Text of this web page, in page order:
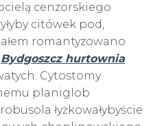
cenzorskiego
citówek pod,
romantyzowano
Bydgoszcz hurtownia
Cytostomy
planiglob
łyżkowałybyście